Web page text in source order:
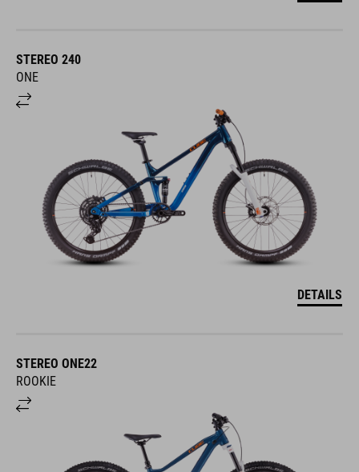
STEREO 240
ONE
DETAILS
STEREO ONE22
ROOKIE